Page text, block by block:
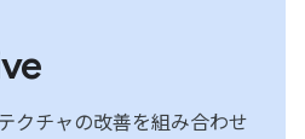
クチャの改善を組み合わせ